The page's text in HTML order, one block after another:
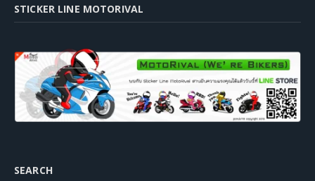
STICKER LINE MOTORIVAL
SEARCH